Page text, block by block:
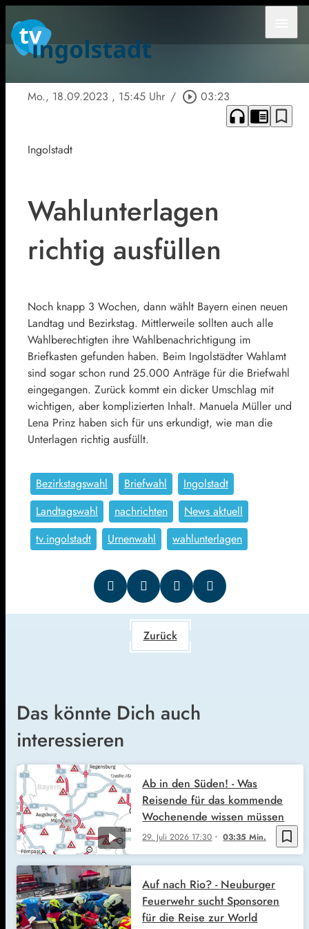
Mo., 18.09.2023 , 15:45 Uhr / play_circle_outline 03:23
headphones chrome_reader_mode bookmark_border
Ingolstadt
Wahlunterlagen
richtig ausfüllen
Noch knapp 3 Wochen, dann wählt Bayern einen neuen
Landtag und Bezirkstag. Mittlerweile sollten auch alle
Wahlberechtigten ihre Wahlbenachrichtigung im
Briefkasten gefunden haben. Beim Ingolstädter Wahlamt
sind sogar schon rund 25.000 Anträge für die Briefwahl
eingegangen. Zurück kommt ein dicker Umschlag mit
wichtigen, aber komplizierten Inhalt. Manuela Müller und
Lena Prinz haben sich für uns erkundigt, wie man die
Unterlagen richtig ausfüllt.
Bezirkstagswahl Briefwahl
Ingolstadt
Landtagswahl
nachrichten
News aktuell
tv.ingolstadt
Urnenwahl wahlunterlagen
Zurück
Das könnte Dich auch
interessieren
bookmark_border
29. Juli 2026 17:30 03:35 Min.
Ab in den Süden! - Was
Reisende für das kommende
Wochenende wissen müssen
Auf nach Rio? - Neuburger
Feuerwehr sucht Sponsoren
für die Reise zur World